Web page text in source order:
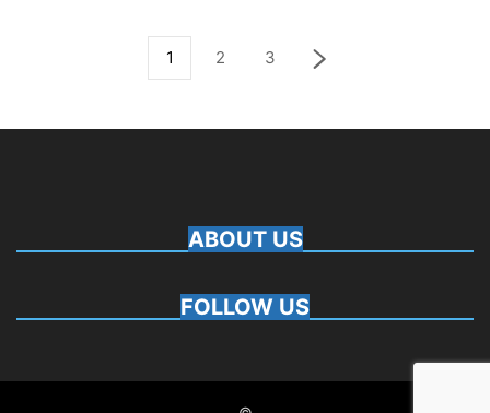
1 2 3
ABOUT US
FOLLOW US